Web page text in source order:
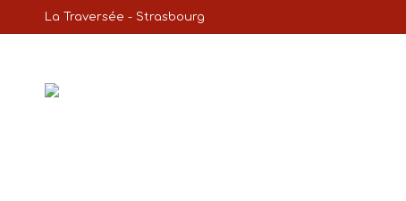
La Traversée - Strasbourg